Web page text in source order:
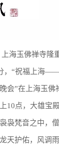
海玉佛禅寺隆
，“祝福上海
会”在上海玉佛
10点，大雄宝
袅梵音之中，
天护佑，风调